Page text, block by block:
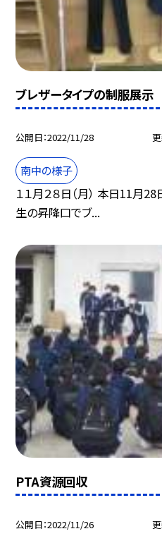
ブレザータイプの制服展示
公開日 2022/11/28
南中の様子
１１月２８日（月） 本日11月
生の昇降口でブ...
PTA資源回収
公開日 2022/11/26